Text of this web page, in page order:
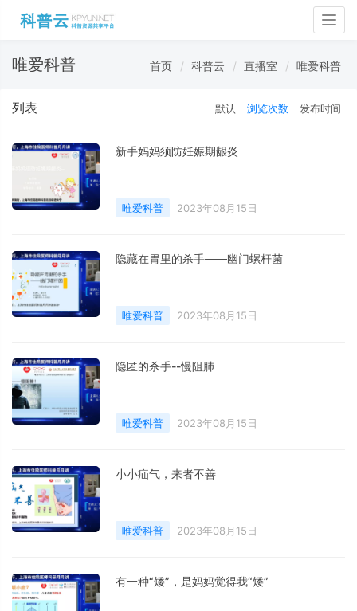
唯爱科普 首页 科普云 直播室 唯爱科普
列表 默认 浏览次数 发布时间
新手妈妈须防妊娠期龈炎
唯爱科普 2023年08月15日
隐藏在胃里的杀手——幽门螺杆菌
唯爱科普 2023年08月15日
隐匿的杀手--慢阻肺
唯爱科普 2023年08月15日
小小疝气，来者不善
唯爱科普 2023年08月15日
有一种“矮”，是妈妈觉得我“矮”